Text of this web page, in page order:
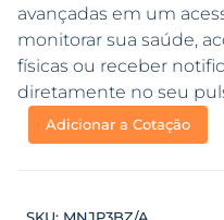
avançadas em um
monitorar sua saúde,
físicas ou receber
diretamente no seu
Adicionar a Cotação